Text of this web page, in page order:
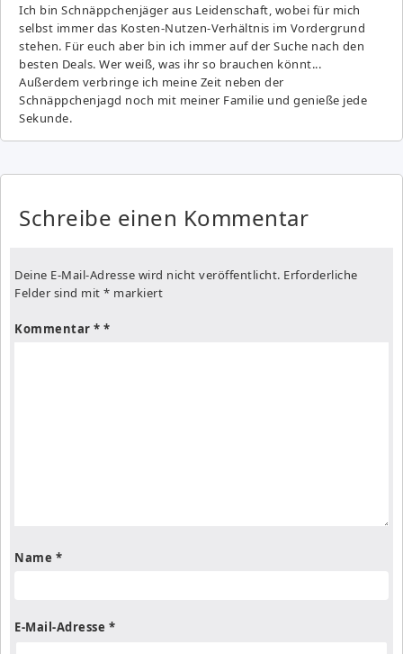
Ich bin Schnäppchenjäger aus Leidenschaft, wobei für mich
selbst immer das Kosten-Nutzen-Verhältnis im Vordergrund
stehen. Für euch aber bin ich immer auf der Suche nach den
besten Deals. Wer weiß, was ihr so brauchen könnt...
Außerdem verbringe ich meine Zeit neben der
Schnäppchenjagd noch mit meiner Familie und genieße jede
Sekunde.
Schreibe einen Kommentar
Deine E-Mail-Adresse wird nicht veröffentlicht. Erforderliche
Felder sind mit * markiert
Kommentar *
Name *
E-Mail-Adresse *